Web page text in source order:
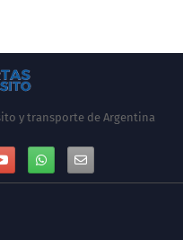
y transporte de Argentina